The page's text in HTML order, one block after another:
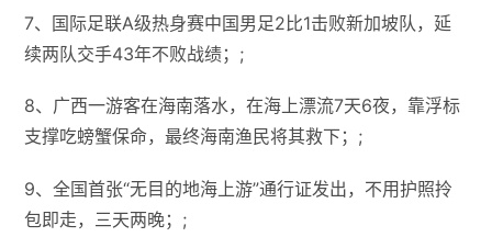
7、国际足联A级热身赛中国男足2比1击败新加坡队，延
续两队交手43年不败战绩；;
8、广西一游客在海南落水，在海上漂流7天6夜，靠浮标
支撑吃螃蟹保命，最终海南渔民将其救下；;
9、全国首张“无目的地海上游”通行证发出，不用护照拎
包即走，三天两晚；;